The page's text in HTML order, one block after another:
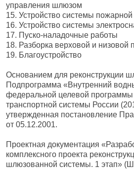
управления шлюзом
15. Устройство системы пожарной
16. Устройство системы
17. Пуско-наладочные работы
18. Разборка верховой и низовой
19. Благоустройство
Основанием для реконструкции
Подпрограмма «Внутренний
федеральной целевой программы
транспортной системы России
утвержденная постановление
от 05.12.2001.
Проектная документация
комплексного проекта
шлюзованной системы. 1 этап»